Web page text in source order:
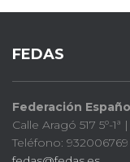
FEDAS
Federación
Calle Aragó 517 5º-
Teléfono: 932006769